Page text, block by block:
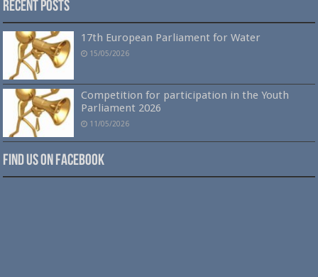
Recent Posts
17th European Parliament for Water
15/05/2026
Competition for participation in the Youth
Parliament 2026
11/05/2026
Find us on Facebook